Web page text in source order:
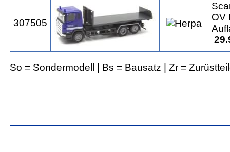
307505
OV
So = Sondermodell | Bs = Bausatz | Zr =